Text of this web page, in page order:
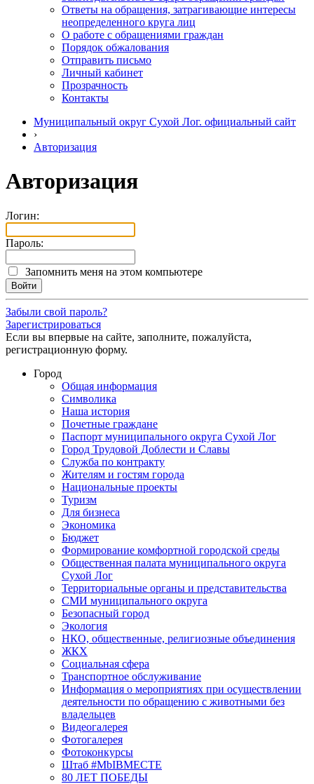
Ответы на обращения, затрагивающие интересы
неопределенного круга лиц
О работе с обращениями граждан
Порядок обжалования
Отправить письмо
Личный кабинет
Прозрачность
Контакты
Муниципальный округ Сухой Лог. официальный сайт
›
Авторизация
Авторизация
Логин:
Пароль:
Запомнить меня на этом компьютере
Забыли свой пароль?
Зарегистрироваться
Если вы впервые на сайте, заполните, пожалуйста,
регистрационную форму.
Город
Общая информация
Символика
Наша история
Почетные граждане
Паспорт муниципального округа Сухой Лог
Город Трудовой Доблести и Славы
Служба по контракту
Жителям и гостям города
Национальные проекты
Туризм
Для бизнеса
Экономика
Бюджет
Формирование комфортной городской среды
Общественная палата муниципального округа
Сухой Лог
Территориальные органы и представительства
СМИ муниципального округа
Безопасный город
Экология
НКО, общественные, религиозные объединения
ЖКХ
Социальная сфера
Транспортное обслуживание
Информация о мероприятиях при осуществлении
деятельности по обращению с животными без
владельцев
Видеогалерея
Фотогалерея
Фотоконкурсы
Штаб #MbIBMECTE
80 ЛЕТ ПОБЕДЫ